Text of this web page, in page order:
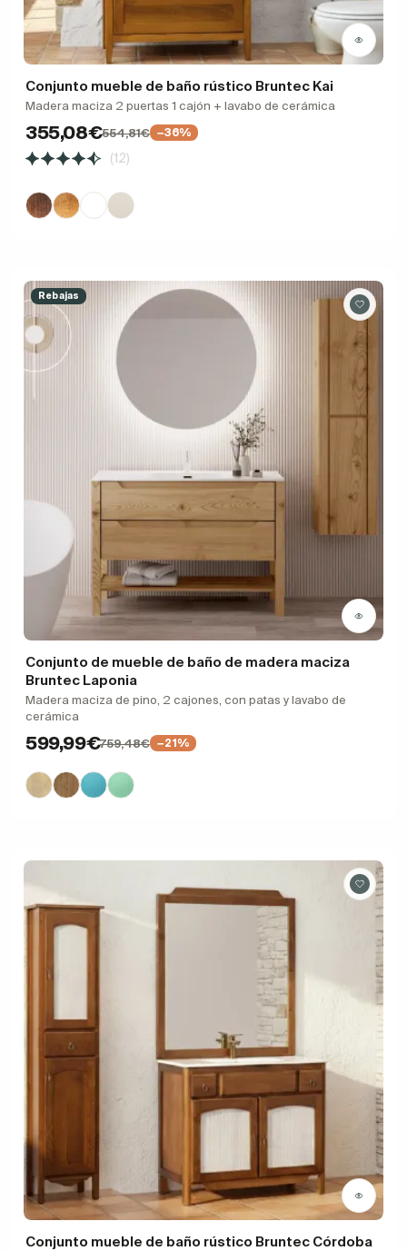
Conjunto mueble de baño rústico Bruntec Kai
Madera maciza 2 puertas 1 cajón + lavabo de cerámica
355,08€554,81€ −36%
(12)
Rebajas
Conjunto de mueble de baño de madera maciza
Bruntec Laponia
Madera maciza de pino, 2 cajones, con patas y lavabo de
cerámica
599,99€759,48€ −21%
Conjunto mueble de baño rústico Bruntec Córdoba